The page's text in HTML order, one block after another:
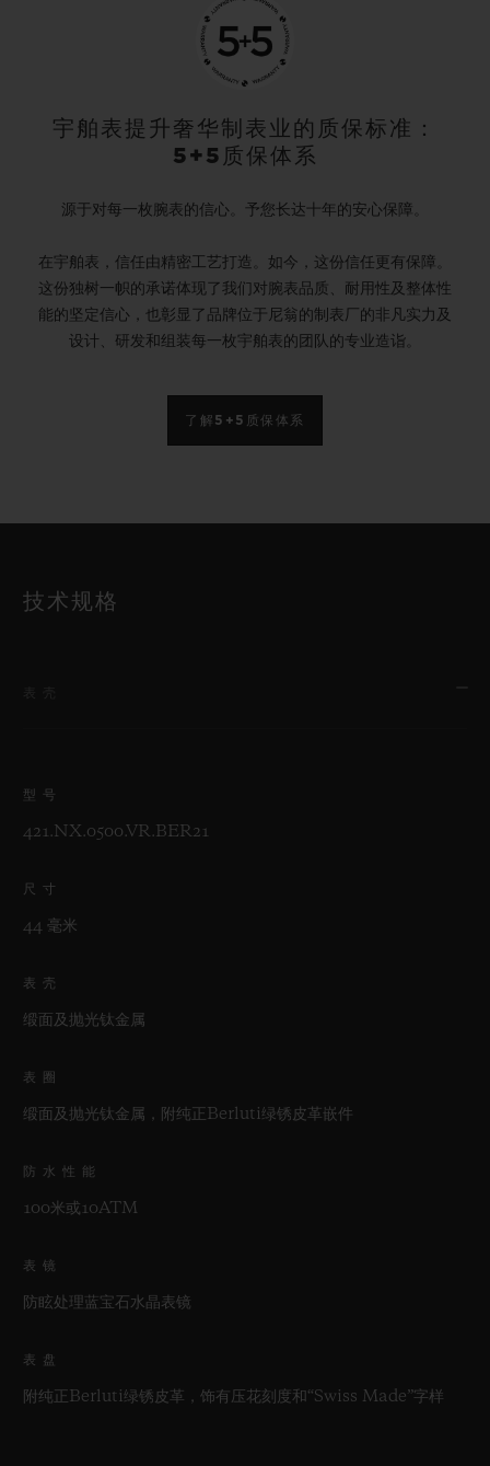
宇舶表提升奢华制表业的质保标准：
5+5质保体系
源于对每一枚腕表的信心。予您长达十年的安心保障。
在宇舶表，信任由精密工艺打造。如今，这份信任更有保障。
这份独树一帜的承诺体现了我们对腕表品质、耐用性及整体性
能的坚定信心，也彰显了品牌位于尼翁的制表厂的非凡实力及
设计、研发和组装每一枚宇舶表的团队的专业造诣。
了解5+5质保体系
技术规格
型号
421.NX.0500.VR.BER21
尺寸
44 毫米
表壳
缎面及抛光钛金属
表圈
缎面及抛光钛金属，附纯正Berluti绿锈皮革嵌件
防水性能
100米或10ATM
表镜
防眩处理蓝宝石水晶表镜
表盘
附纯正Berluti绿锈皮革，饰有压花刻度和“Swiss Made”字样